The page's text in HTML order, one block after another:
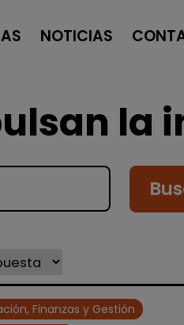
NOTICIAS
la
Finanzas y Gestión